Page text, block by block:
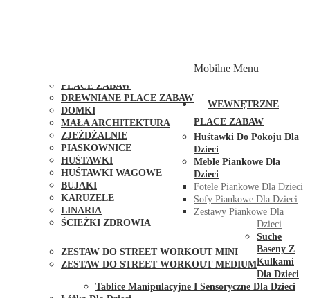
PLACE ZABAW
DREWNIANE PLACE ZABAW
DOMKI
MAŁA ARCHITEKTURA
ZJEŻDŻALNIE
PIASKOWNICE
HUŚTAWKI
HUŚTAWKI WAGOWE
BUJAKI
KARUZELE
LINARIA
ŚCIEŻKI ZDROWIA
ZESTAW DO STREET WORKOUT MINI
ZESTAW DO STREET WORKOUT MEDIUM
Mobilne Menu
WEWNĘTRZNE
PLACE ZABAW
Huśtawki Do Pokoju Dla
Dzieci
Meble Piankowe Dla
Dzieci
Fotele Piankowe Dla Dzieci
Sofy Piankowe Dla Dzieci
Zestawy Piankowe Dla
Dzieci
Suche
Baseny Z
Kulkami
Dla Dzieci
Tablice Manipulacyjne I Sensoryczne Dla Dzieci